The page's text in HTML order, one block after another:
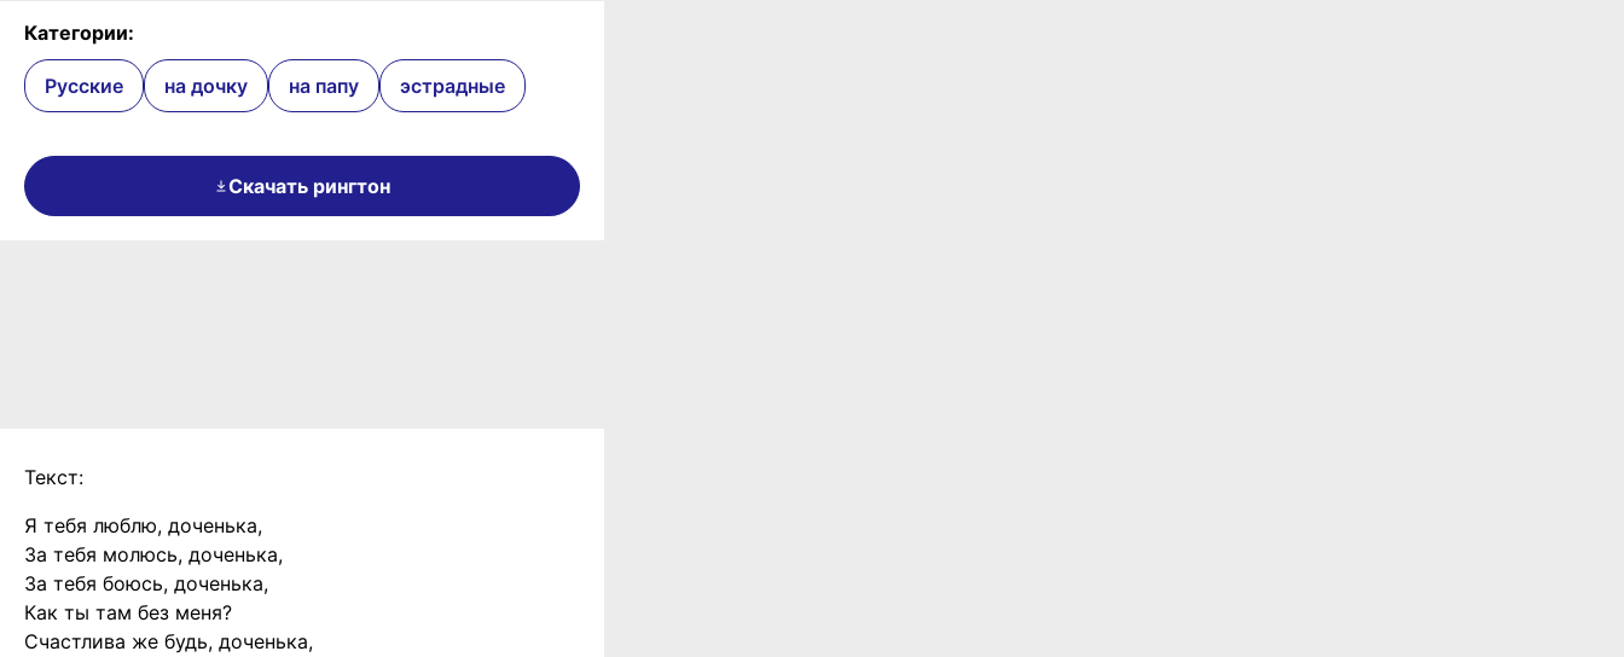
Категории:
Русские на дочку на папу эстрадные
Скачать рингтон
Текст:
Я тебя люблю, доченька,
За тебя молюсь, доченька,
За тебя боюсь, доченька,
Как ты там без меня?
Счастлива же будь, доченька,